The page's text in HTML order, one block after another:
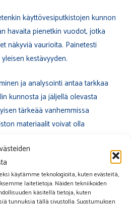
käytämme teknologioita, kuten evästeitä,
laitetietoja. Näiden tekniikoiden
käsitellä tietoja, kuten
tunnuksia tällä sivustolla. Suostumuksen
käyttövesiputkistojen kunnon
havaita pienetkin vuodot, jotka
näkyviä vaurioita. Painetesti
kestävyyden.
ja analysointi antaa tarkkaa
kunnosta ja jäljellä olevasta
tärkeää vanhemmissa
materiaalit voivat olla
vaatii erikoisosaamista ja -
LVI-insinööri osaa tulkita